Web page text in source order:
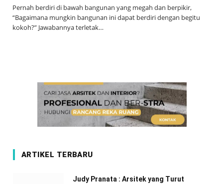
Pernah berdiri di bawah bangunan yang megah dan berpikir,
“Bagaimana mungkin bangunan ini dapat berdiri dengan begitu
kokoh?” Jawabannya terletak…
ARTIKEL TERBARU
Judy Pranata : Arsitek yang Turut